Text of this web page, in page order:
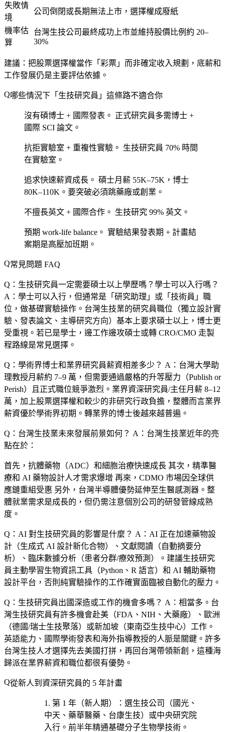
失敗情
境
公司倒閉或長期無法上市，選擇權成廢紙
機率估
算
台灣生技公司最終成功上市並維持股價比例約 20–
30%
建議：把股票選擇權當作「彩票」而非確定收入規劃，底薪和
工作發展仍是主要評估依據。
哪些情況下「生技研究員」這條路不適合你
沒有碩博士 + 國際發表。 正式研究員多需博士 +
國際 SCI 論文。
抗拒實驗室 + 重複性實驗。 生技研究員 70% 時間
在實驗室。
追求快速薪資成長。 碩士月薪 55K–75K，博士
80K–110K。要突破必須跳藥廠或創業。
不擅長英文 + 國際合作。 生技研究 99% 英文。
預期 work-life balance。 實驗結果發表期 + 計畫結
案期是高壓加班期。
常見問題 FAQ
Q：生技研究員一定需要碩士以上學歷嗎？學士可以入行嗎？
A：學士可以入行，但通常是「研究助理」或「技術員」職
位，做基礎實驗操作。台灣生技業的研究員職位（獨立設計實
驗、發表論文、主導研究方向）基本上要求碩士以上，博士更
受重視。若已是學士，邊工作邊攻碩士或轉 CRO/CMO 走製
程路線是常見選擇。
Q：學術界博士和業界研究員薪資相差多少？ A：台灣大學助
理教授月薪約 7–9 萬，但需要通過嚴格的升等壓力（Publish or
Perish）且正式職位競爭激烈。業界資深研究員/主任月薪 8–12
萬，加上股票選擇權和較少的非研究行政負擔，整體而言業界
薪資優於學術界初期。轉業界的博士後越來越普遍。
Q：台灣生技業未來發展前景如何？ A：台灣生技業近年的亮
點在於：
首先，抗體藥物（ADC）和細胞治療快速成長 其次，精準醫
療和 AI 藥物設計人才需求爆增 再來，CDMO 市場因全球供
應鏈重組受惠 另外，台灣半導體優勢延伸至生醫感測器。整
體就業需求是成長的，但仍需注意個別公司的研發管線成熟
度。
Q：AI 對生技研究員的影響是什麼？ A：AI 正在加速藥物設
計（生成式 AI 設計新化合物）、文獻閱讀（自動摘要分
析）、臨床數據分析（患者分群/療效預測）。建議生技研究
員主動學習生物資訊工具（Python、R 語言）和 AI 輔助藥物
設計平台，否則純實驗操作的工作確實面臨被自動化的壓力。
Q：生技研究員出國深造或工作的機會多嗎？ A：相當多。台
灣生技研究員有許多機會赴美（FDA、NIH、大藥廠）、歐洲
（德國/瑞士生技聚落）或新加坡（東南亞生技中心）工作。
英語能力、國際學術發表和海外指導教授的人脈是關鍵。許多
台灣生技人才選擇先去美國打拼，再回台灣帶領新創，這種海
歸派在業界薪資和職位都很有優勢。
從新人到資深研究員的 5 年計畫
第 1 年（新人期） ：選生技公司（國光、
中天、藥華醫藥、台康生技）或中央研究院
入行。前半年精通基礎分子生物學技術。